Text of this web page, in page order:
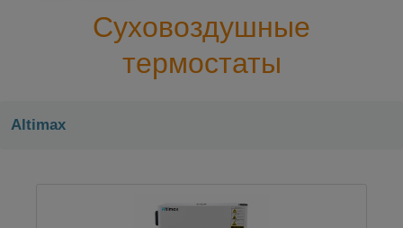
Суховоздушные
термостаты
Altimax